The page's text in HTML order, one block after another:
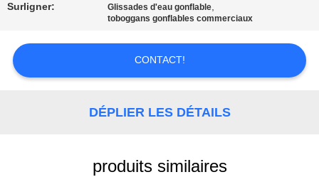
CONTACTEZ-
NOUS
DEMANDEZ
Surligner: Glissades d'eau gonflable,
toboggans gonflables commerciaux
CONTACT!
DÉPLIER LES DÉTAILS
produits similaires